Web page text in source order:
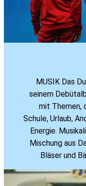
MUSIK Das
seinem
mit Themen,
Schule, Urlaub,
Energie.
Mischung aus
Bläser und